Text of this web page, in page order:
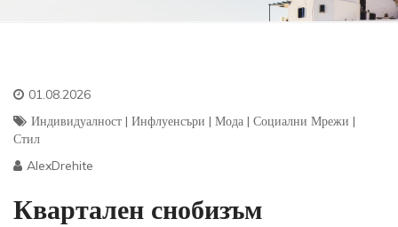
01.08.2026
Индивидуалност | Инфлуенсъри | Мода | Социални Мрежи |
Стил
AlexDrehite
Квартален снобизъм